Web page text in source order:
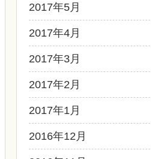
2017年5月
2017年4月
2017年3月
2017年2月
2017年1月
2016年12月